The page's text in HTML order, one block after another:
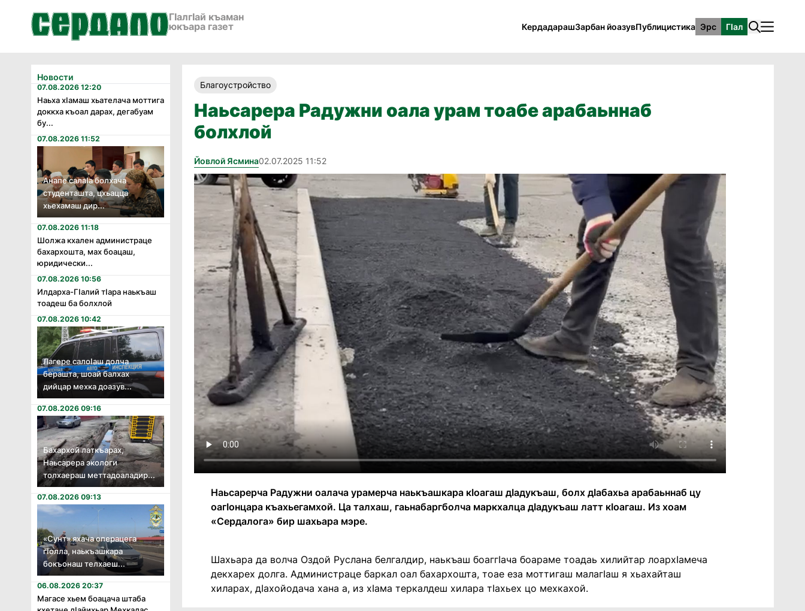
ГӀалгӀай къаман
юкъара газет
КердадарашЗарбан йоазувПублицистика Эрс ГӀал
Новости
07.08.2026 12:20
Наьха хӏамаш хьателача моттига
доккха къоал дарах, дегабуам
бу...
07.08.2026 11:52
Анапе салаӏа болхача
студенташта, цхьацца
хьехамаш дир...
07.08.2026 11:18
Шолжа кхален администраце
бахархошта, мах боацаш,
юридически...
07.08.2026 10:56
Илдарха-Гӏалий тӏара наькъаш
тоадеш ба болхлой
07.08.2026 10:42
Лагере салоӏаш долча
берашта, шоай балхах
дийцар мехка доазув...
07.08.2026 09:16
Бахархой латкъарах,
Наьсарера экологи
толхаераш меттадоаладир...
07.08.2026 09:13
«Сунт» яхача операцега
гӏолла, наькъашкара
бокъонаш телхаеш...
06.08.2026 20:37
Магасе хьем боацача штаба
Благоустройство
Наьсарера Радужни оала урам тоабе арабаьннаб
болхлой
Йовлой Ясмина02.07.2025 11:52
Наьсарерча Радужни оалача урамерча наькъашкара кӀоагаш дӀадукъаш, болх дӀабахьа арабаьннаб цу
оагӀонцара къахьегамхой. Ца талхаш, гаьнабаргболча маркхалца дӀадукъаш латт кӀоагаш. Из хоам
«Сердалога» бир шахьара мэре.
Шахьара да волча Оздой Руслана белгалдир, наькъаш боаггӀача боараме тоадаь хилийтар лоархӀамеча
декхарех долга. Администраце баркал оал бахархошта, тоае еза моттигаш малагӀаш я хьахайташ
хиларах, дӀахойодача хана а, из хӀама теркалдеш хилара тӀахьех цо мехкахой.